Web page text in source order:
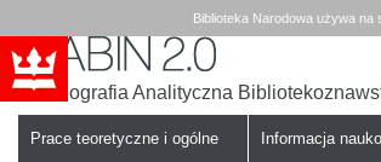
Biblioteka Narodowa używa
Babin
Bibliografia Analityczna
Prace teoretyczne i ogólne Informacja